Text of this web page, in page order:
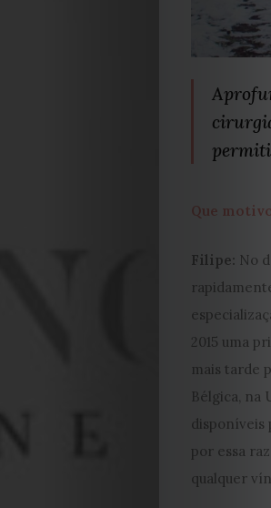
Que
Filipe: No
2015 uma
mais tarde
Bélgica, na
disponíveis
por essa
qualquer